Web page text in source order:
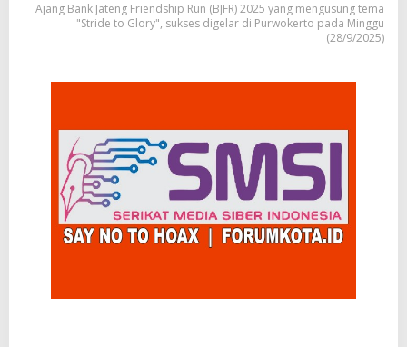
Ajang Bank Jateng Friendship Run (BJFR) 2025 yang mengusung tema
"Stride to Glory", sukses digelar di Purwokerto pada Minggu
(28/9/2025)